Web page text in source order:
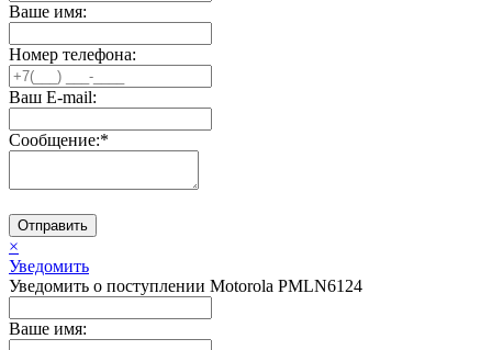
Ваше имя:
Номер телефона:
Ваш E-mail:
Сообщение:*
Отправить
×
Уведомить
Уведомить о поступлении Motorola PMLN6124
Ваше имя: